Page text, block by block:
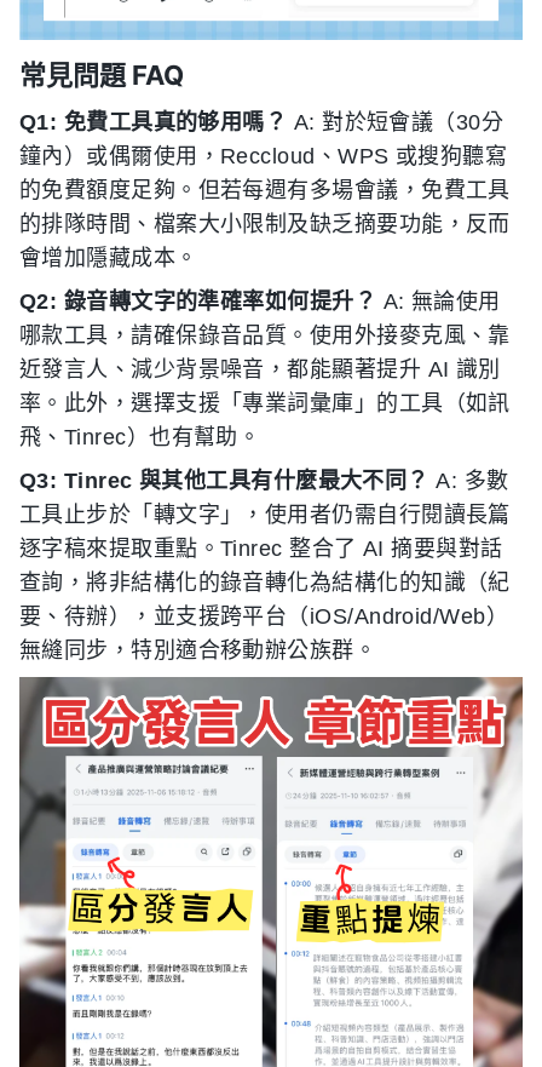
常見問題 FAQ
Q1: 免費工具真的够用嗎？ A: 對於短會議（30分
鐘內）或偶爾使用，Reccloud、WPS 或搜狗聽寫
的免費額度足夠。但若每週有多場會議，免費工具
的排隊時間、檔案大小限制及缺乏摘要功能，反而
會增加隱藏成本。
Q2: 錄音轉文字的準確率如何提升？ A: 無論使用
哪款工具，請確保錄音品質。使用外接麥克風、靠
近發言人、減少背景噪音，都能顯著提升 AI 識別
率。此外，選擇支援「專業詞彙庫」的工具（如訊
飛、Tinrec）也有幫助。
Q3: Tinrec 與其他工具有什麼最大不同？ A: 多數
工具止步於「轉文字」，使用者仍需自行閱讀長篇
逐字稿來提取重點。Tinrec 整合了 AI 摘要與對話
查詢，將非結構化的錄音轉化為結構化的知識（紀
要、待辦），並支援跨平台（iOS/Android/Web）
無縫同步，特別適合移動辦公族群。